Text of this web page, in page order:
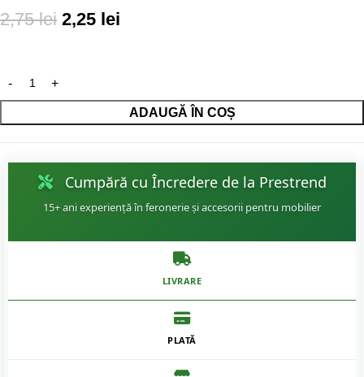
2,75lei 2,25 lei
ADAUGĂ ÎN COȘ
Cumpără cu Încredere de la Prestrend
15+ ani experiență în feronerie și accesorii pentru mobilier
LIVRARE
PLATĂ